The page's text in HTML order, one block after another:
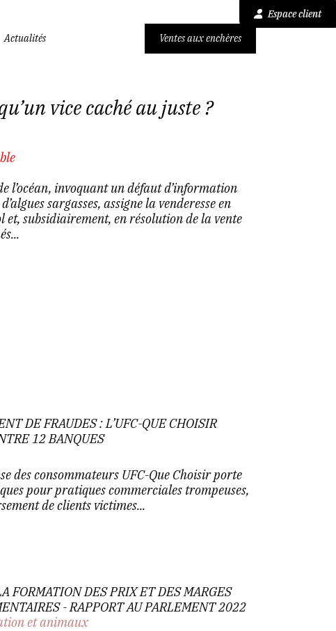
Espace client
Actualités Ventes aux enchères
vice caché au juste ?
l’océan, invoquant un défaut d’information
sargasses, assigne la venderesse en
subsidiairement, en résolution de la vente
DE FRAUDES : L’UFC-QUE CHOISIR
12 BANQUES
des consommateurs UFC-Que Choisir porte
pour pratiques commerciales trompeuses,
de clients victimes...
FORMATION DES PRIX ET DES MARGES
- RAPPORT AU PARLEMENT 2022
et animaux